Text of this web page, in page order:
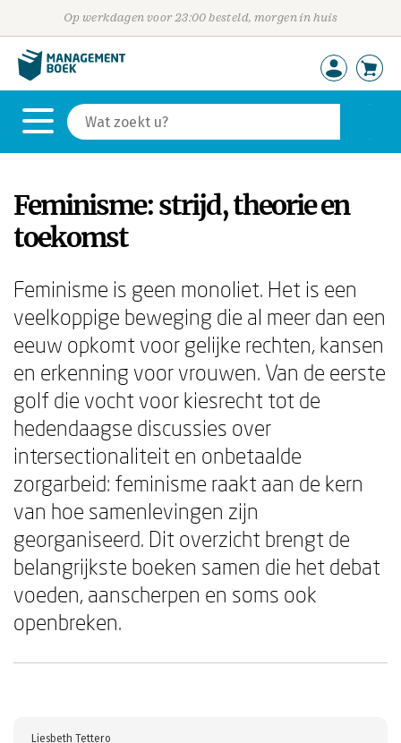
Op werkdagen voor 23:00 besteld, morgen in huis
Feminisme: strijd, theorie en
toekomst
Feminisme is geen monoliet. Het is een
veelkoppige beweging die al meer dan een
eeuw opkomt voor gelijke rechten, kansen
en erkenning voor vrouwen. Van de eerste
golf die vocht voor kiesrecht tot de
hedendaagse discussies over
intersectionaliteit en onbetaalde
zorgarbeid: feminisme raakt aan de kern
van hoe samenlevingen zijn
georganiseerd. Dit overzicht brengt de
belangrijkste boeken samen die het debat
voeden, aanscherpen en soms ook
openbreken.
Liesbeth Tettero